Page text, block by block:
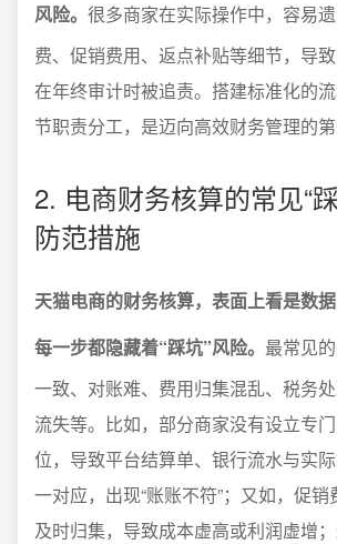
风险。 很多商家在实际操作中，容易
费、促销费用、返点补贴等细节，导
在年终审计时被追责。搭建标准化的
节职责分工，是迈向高效财务管理的第
2. 电商财务核算的常见“
防范措施
天猫电商的财务核算，表面上看是数
每一步都隐藏着“踩坑”风险。 最常见
一致、对账难、费用归集混乱、税务
流失等。比如，部分商家没有设立专
位，导致平台结算单、银行流水与实
一对应，出现“账账不符”；又如，促
及时归集，导致成本虚高或利润虚增